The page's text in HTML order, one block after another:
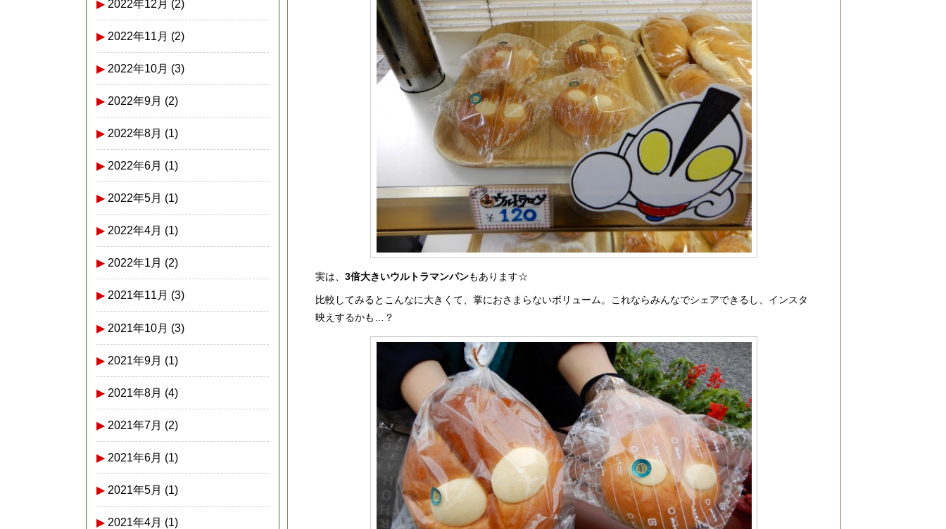
2022年12月 (2)
2022年11月 (2)
2022年10月 (3)
2022年9月 (2)
2022年8月 (1)
2022年6月 (1)
2022年5月 (1)
2022年4月 (1)
2022年1月 (2)
2021年11月 (3)
2021年10月 (3)
2021年9月 (1)
2021年8月 (4)
2021年7月 (2)
2021年6月 (1)
2021年5月 (1)
2021年4月 (1)
実は、3倍大きいウルトラマンパンもあります☆
比較してみるとこんなに大きくて、掌におさまらないボリューム。これならみんなでシェアできるし、インスタ
映えするかも…？